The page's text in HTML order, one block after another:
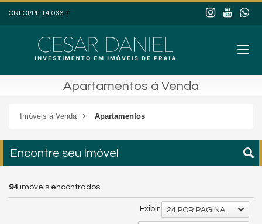
CRECI/PE 14.036-F
Apartamentos à Venda
Imóveis à Venda Apartamentos
Encontre seu Imóvel
94 imóveis encontrados
Exibir 24 POR PÁGINA